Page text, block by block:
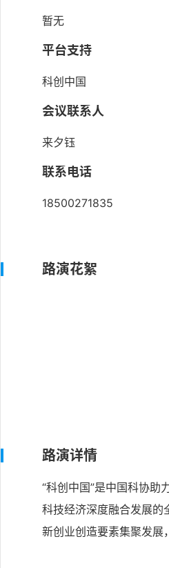
暂无
平台支持
科创中国
会议联系人
来夕钰
联系电话
18500271835
路演花絮
路演详情
“科创中国”是中国科协
科技经济深度融合发展的
新创业创造要素集聚发展